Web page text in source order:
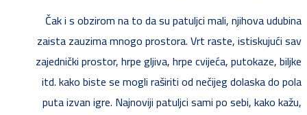
Čak i s obzirom na to da su patuljci mali, njihova udubina
zaista zauzima mnogo prostora. Vrt raste, istiskujući sav
zajednički prostor, hrpe gljiva, hrpe cvijeća, putokaze, biljke
itd. kako biste se mogli raširiti od nečijeg dolaska do pola
puta izvan igre. Najnoviji patuljci sami po sebi, kako kažu,